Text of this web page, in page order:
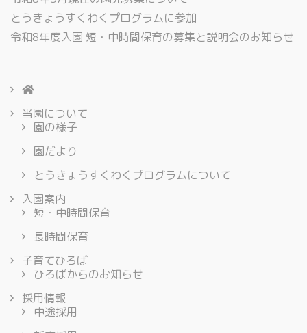
とうきょうすくわくプログラムに参加
令和8年度入園 短・中時間保育の募集と説明会のお知らせ
当園について
園の様子
園だより
とうきょうすくわくプログラムについて
入園案内
短・中時間保育
長時間保育
子育てひろば
ひろばからのお知らせ
採用情報
中途採用